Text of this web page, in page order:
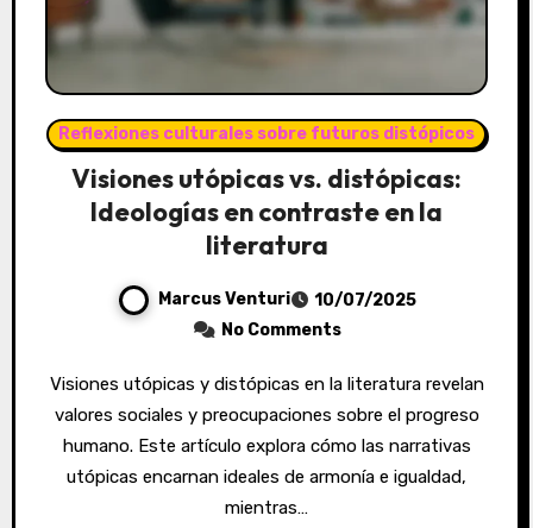
Reflexiones culturales sobre futuros distópicos
Visiones utópicas vs. distópicas:
Ideologías en contraste en la
literatura
Marcus Venturi
10/07/2025
No Comments
Visiones utópicas y distópicas en la literatura revelan
valores sociales y preocupaciones sobre el progreso
humano. Este artículo explora cómo las narrativas
utópicas encarnan ideales de armonía e igualdad,
mientras…